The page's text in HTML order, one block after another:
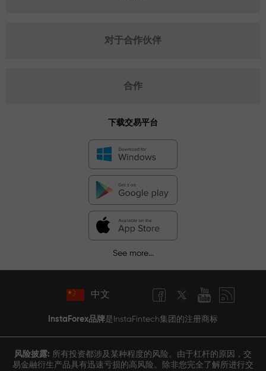
对于合作伙伴
合作
下载交易平台
See more...
中文
InstaForex品牌是InstaFintech集团的注册商标
风险披露: 所有投资都涉及某种程度的风险。由于杠杆的原因，交
易金融衍生产品具有迅速亏损的高风险。除非您完全了解所进行交